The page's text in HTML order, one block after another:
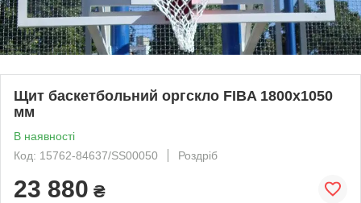
Щит баскетбольний оргскло FIBA 1800х1050
мм
В наявності
Код: 15762-84637/SS00050
Роздріб
23 880 ₴